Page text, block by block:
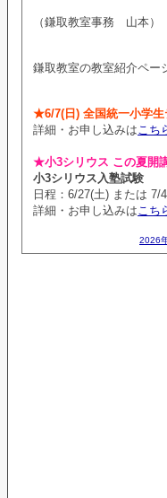
（鎌取教室事務 山本）
鎌取教室の教室紹介ペー
★6/7(日) 全国統一小学生
詳細・お申し込みはこち
★小3シリウス この夏開
小3シリウス入塾試験
日程：6/27(土) または 7/
詳細・お申し込みはこち
2026